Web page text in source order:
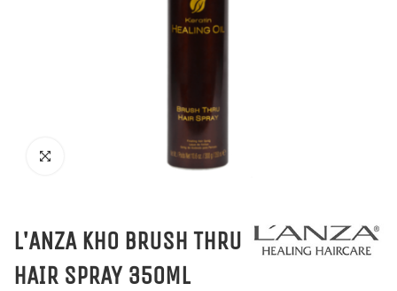
L'ANZA KHO BRUSH THRU
HAIR SPRAY 350ML